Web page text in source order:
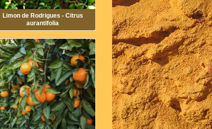
Limon de Rodrigues - Citrus
aurantifolia